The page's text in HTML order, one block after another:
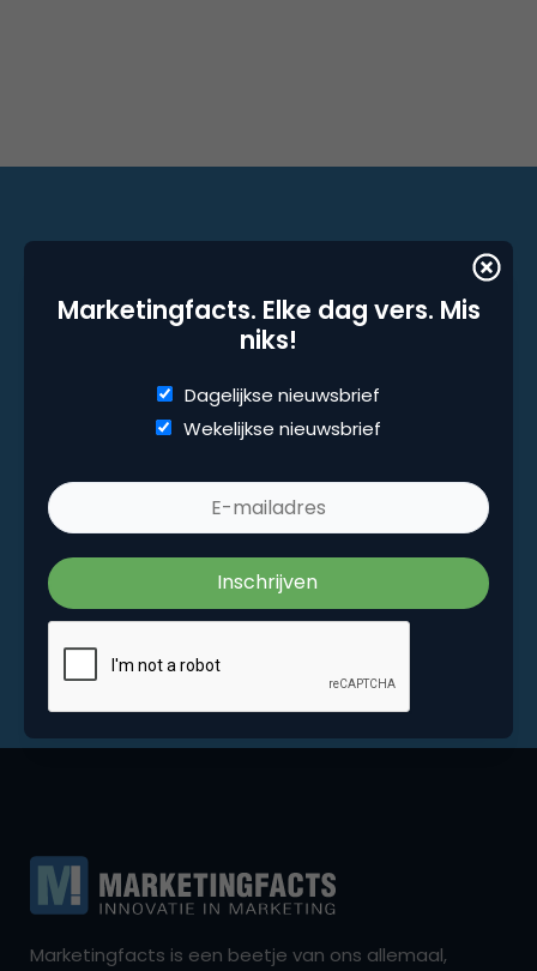
Marketingfacts. Elke dag vers. Mis
niks!
Dagelijkse nieuwsbrief
Wekelijkse nieuwsbrief
Marketingfacts. Elke dag vers. Mis niks!
Dagelijkse nieuwsbrief
Marketingfacts is een beetje van ons allemaal,